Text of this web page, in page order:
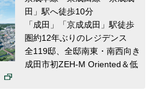
田」駅へ徒歩10分
「成田」「京成成田」駅徒歩
圏約12年ぶりのレジデンス
全119邸、全邸南東・南西向き
成田市初ZEH-M Oriented＆低